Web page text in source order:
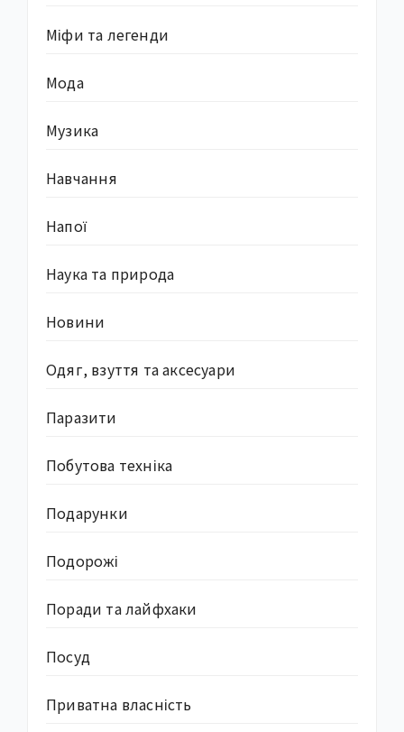
Міфи та легенди
Мода
Музика
Навчання
Напої
Наука та природа
Новини
Одяг, взуття та аксесуари
Паразити
Побутова техніка
Подарунки
Подорожі
Поради та лайфхаки
Посуд
Приватна власність